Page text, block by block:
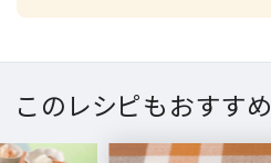
このレシピもおすすめ